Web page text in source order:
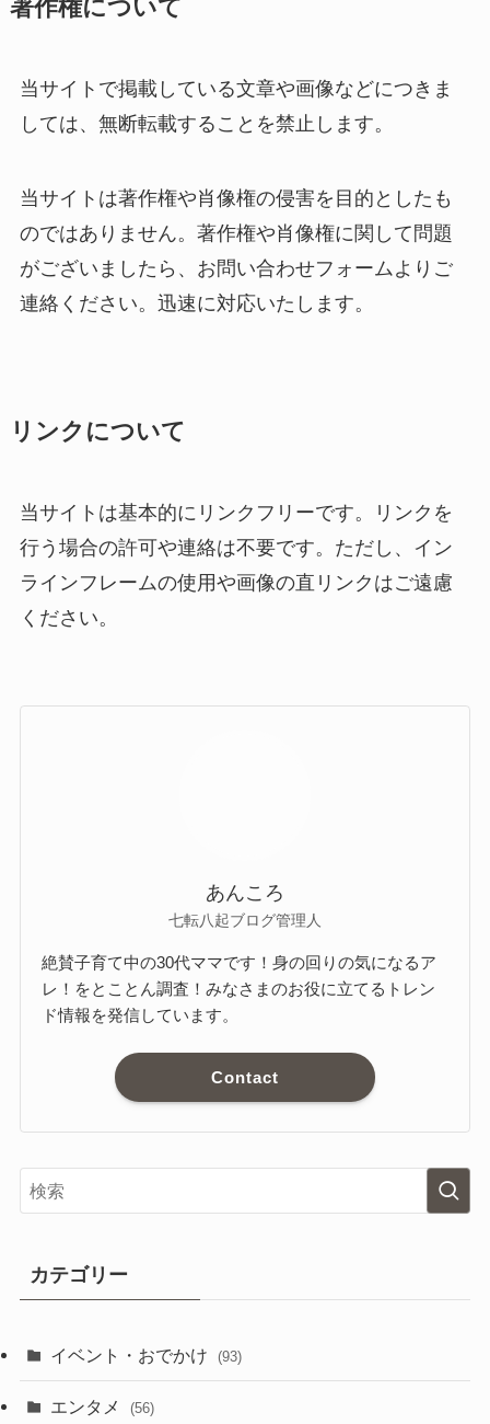
著作権について
当サイトで掲載している文章や画像などにつきま
しては、無断転載することを禁止します。
当サイトは著作権や肖像権の侵害を目的としたも
のではありません。著作権や肖像権に関して問題
がございましたら、お問い合わせフォームよりご
連絡ください。迅速に対応いたします。
リンクについて
当サイトは基本的にリンクフリーです。リンクを
行う場合の許可や連絡は不要です。ただし、イン
ラインフレームの使用や画像の直リンクはご遠慮
ください。
あんころ
七転八起ブログ管理人
絶賛子育て中の30代ママです！身の回りの気になるア
レ！をとことん調査！みなさまのお役に立てるトレン
ド情報を発信しています。
Contact
カテゴリー
イベント・おでかけ (93)
エンタメ (56)